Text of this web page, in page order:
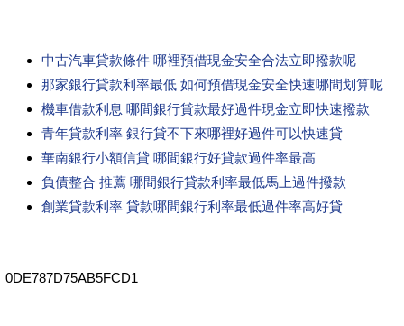
中古汽車貸款條件 哪裡預借現金安全合法立即撥款呢
那家銀行貸款利率最低 如何預借現金安全快速哪間划算呢
機車借款利息 哪間銀行貸款最好過件現金立即快速撥款
青年貸款利率 銀行貸不下來哪裡好過件可以快速貸
華南銀行小額信貸 哪間銀行好貸款過件率最高
負債整合 推薦 哪間銀行貸款利率最低馬上過件撥款
創業貸款利率 貸款哪間銀行利率最低過件率高好貸
0DE787D75AB5FCD1